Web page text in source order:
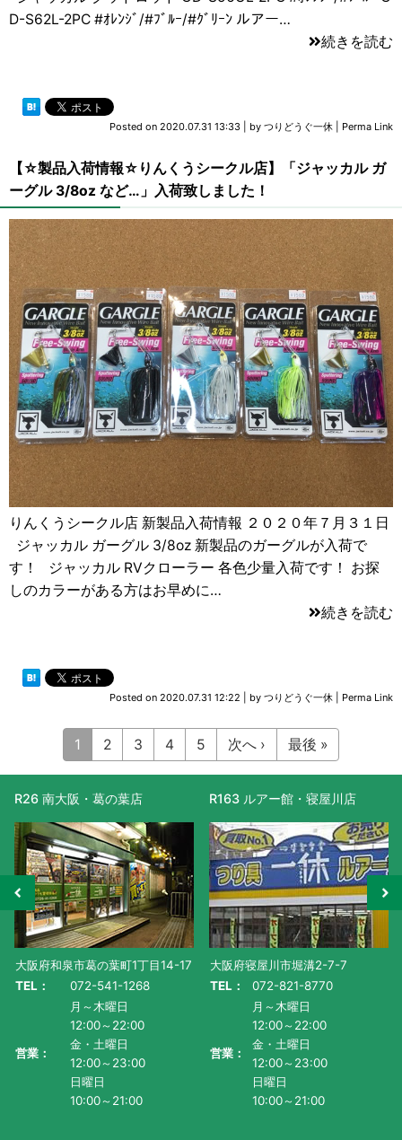
D-S62L-2PC #ｵﾚﾝｼﾞ/#ﾌﾞﾙｰ/#ｸﾞﾘｰﾝ ルアー…
続きを読む
Posted on 2020.07.31 13:33 by つりどうぐ一休 Perma Link
【☆製品入荷情報☆りんくうシークル店】「ジャッカル ガ
ーグル 3/8oz など…」入荷致しました！
りんくうシークル店 新製品入荷情報 ２０２０年７月３１日
ジャッカル ガーグル 3/8oz 新製品のガーグルが入荷で
す！ ジャッカル RVクローラー 各色少量入荷です！ お探
しのカラーがある方はお早めに…
続きを読む
Posted on 2020.07.31 12:22 by つりどうぐ一休 Perma Link
1 2 3 4 5 次へ › 最後 »
R163 ルアー館・寝屋川店
大阪府寝屋川市堀溝2-7-7
TEL：
072-821-8770
営業：
月～木曜日
12:00～22:00
金・土曜日
12:00～23:00
日曜日
10:00～21:00
R477 滋賀守山店
滋賀県守山市水保町1130番地-1
TEL：
077-585-5011
営業：
月～金曜日・祝
AM10:00～PM9:00
土曜日
AM9:00~PM9:00
日曜日
AM9:00～PM8:00